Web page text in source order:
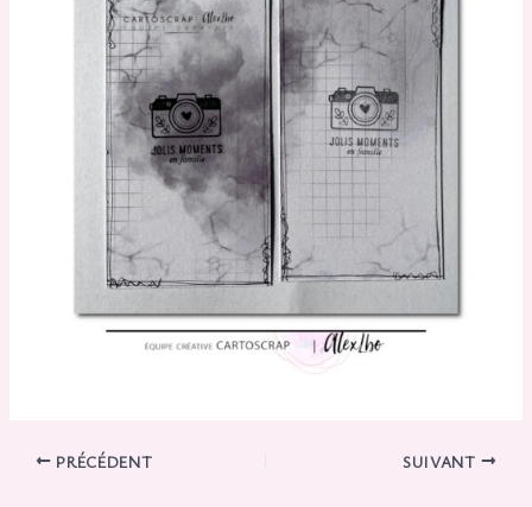
PRÉCÉDENT SUIVANT